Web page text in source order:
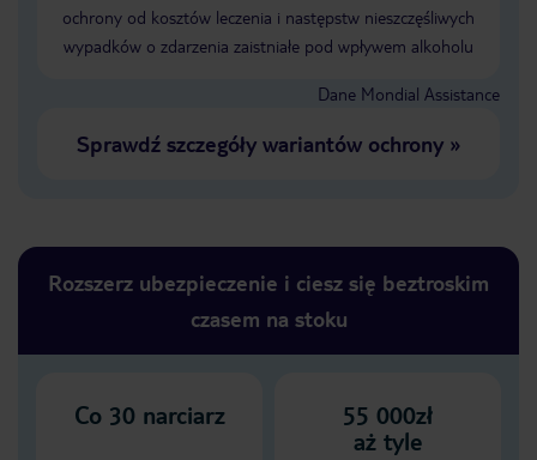
ochrony od kosztów leczenia i następstw nieszczęśliwych
wypadków o zdarzenia zaistniałe pod wpływem alkoholu
Dane Mondial Assistance
Sprawdź szczegóły wariantów ochrony»
Rozszerz ubezpieczenie i ciesz się beztroskim
czasem na stoku
Co 30 narciarz
55 000zł
aż tyle